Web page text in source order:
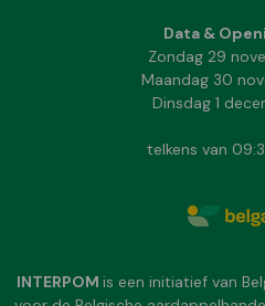
Data &
Zondag 29
Maandag 30
Dinsdag 1
telkens van
INTERPOM is een initiatief van